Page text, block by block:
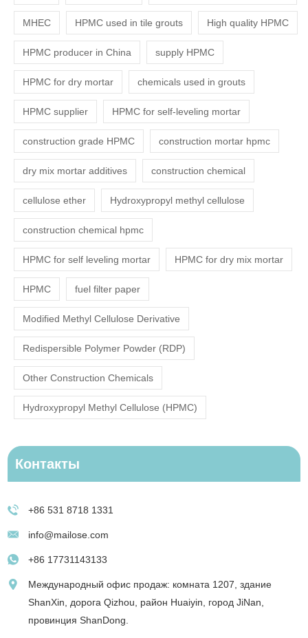
MHEC HPMC used in tile grouts High quality HPMC
HPMC producer in China supply HPMC
HPMC for dry mortar chemicals used in grouts
HPMC supplier HPMC for self-leveling mortar
construction grade HPMC construction mortar hpmc
dry mix mortar additives construction chemical
cellulose ether Hydroxypropyl methyl cellulose
construction chemical hpmc
HPMC for self leveling mortar HPMC for dry mix mortar
HPMC fuel filter paper
Modified Methyl Cellulose Derivative
Redispersible Polymer Powder (RDP)
Other Construction Chemicals
Hydroxypropyl Methyl Cellulose (HPMC)
Контакты
+86 531 8718 1331
info@mailose.com
+86 17731143133
Международный офис продаж: комната 1207, здание
ShanXin, дорога Qizhou, район Huaiyin, город JiNan,
провинция ShanDong.